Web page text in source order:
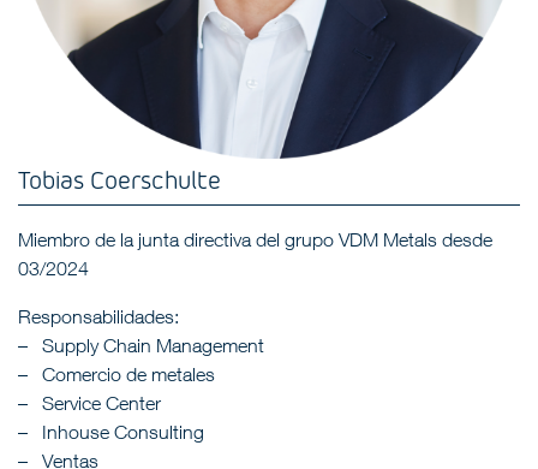
Tobias Coerschulte
Miembro de la junta directiva del grupo VDM Metals desde
03/2024
Responsabilidades:
Supply Chain Management
Comercio de metales
Service Center
Inhouse Consulting
Ventas